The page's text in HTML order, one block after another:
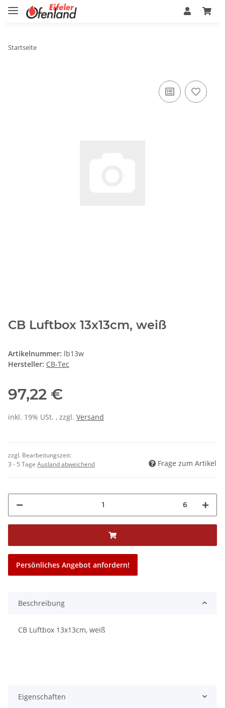
Startseite
CB Luftbox 13x13cm, weiß
Artikelnummer: lb13w
Hersteller: CB-Tec
97,22 €
inkl. 19% USt. , zzgl. Versand
zzgl. Bearbeitungszeit:
3 - 5 Tage Ausland abweichend Frage zum Artikel
6
Persönliches Angebot anfordern!
Beschreibung
CB Luftbox 13x13cm, weiß
Eigenschaften